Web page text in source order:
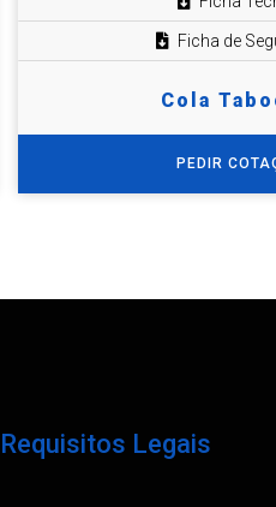
Ficha de
Cola
PEDIR
Requisitos Legais